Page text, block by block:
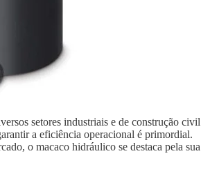
setores industriais e de construção
a eficiência operacional é primordial.
o macaco hidráulico se destaca pela